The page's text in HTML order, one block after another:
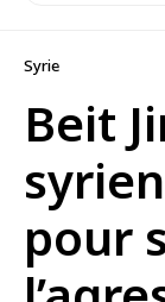
Syrie
Beit
pour